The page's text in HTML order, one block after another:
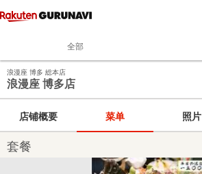
全部
浪漫座 博多 総本店
浪漫座 博多店
店铺概要 菜单 照片
套餐